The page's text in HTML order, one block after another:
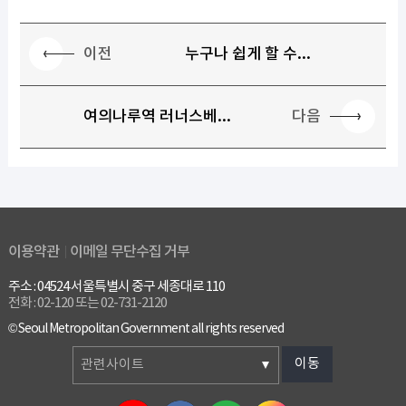
이전 누구나 쉽게 할 수...
여의나루역 러너스베... 다음
이용약관 이메일 무단수집 거부
주소 : 04524 서울특별시 중구 세종대로 110
전화 : 02-120 또는 02-731-2120
© Seoul Metropolitan Government all rights reserved
관련사이트 이동